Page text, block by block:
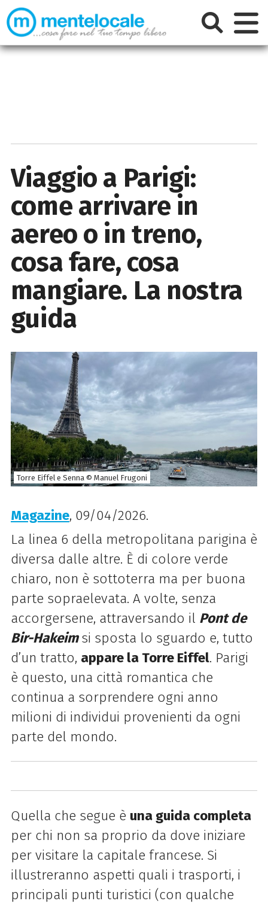
Viaggio a Parigi:
come arrivare in
aereo o in treno,
cosa fare, cosa
mangiare. La nostra
guida
Torre Eiffel e Senna © Manuel Frugoni
Magazine, 09/04/2026.
La linea 6 della metropolitana parigina è
diversa dalle altre. È di colore verde
chiaro, non è sottoterra ma per buona
parte sopraelevata. A volte, senza
accorgersene, attraversando il Pont de
Bir-Hakeim si sposta lo sguardo e, tutto
d’un tratto, appare la Torre Eiffel. Parigi
è questo, una città romantica che
continua a sorprendere ogni anno
milioni di individui provenienti da ogni
parte del mondo.
Quella che segue è una guida completa
per chi non sa proprio da dove iniziare
per visitare la capitale francese. Si
illustreranno aspetti quali i trasporti, i
principali punti turistici (con qualche